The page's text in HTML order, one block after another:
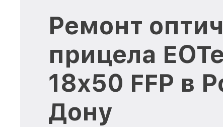
Ремонт
прицела
18x50 FFP в
Дону